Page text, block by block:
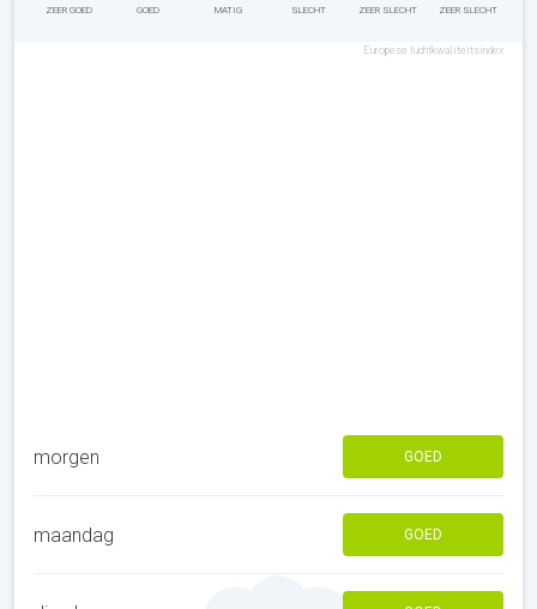
ZEER GOED GOED MATIG SLECHT ZEER SLECHT ZEER SLECHT
Europese luchtkwaliteitsindex
morgen GOED
maandag GOED